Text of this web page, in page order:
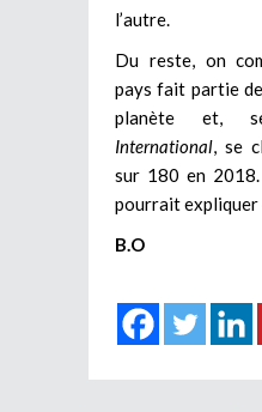
l’autre.
Du reste, on
pays fait partie
planète et,
International , se
sur 180 en 2018.
pourrait expliquer
B.O